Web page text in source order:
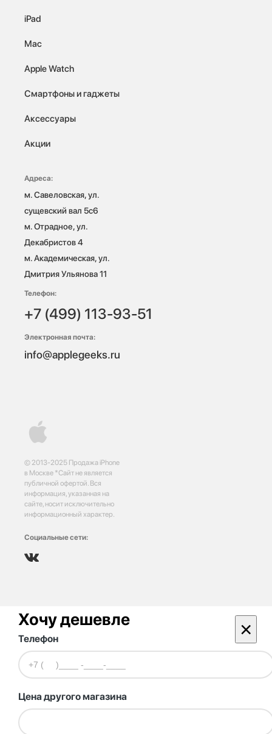
© 2013-2025 Продажа iPhone
в Москве *Сайт не является
публичной офертой. Вся
информация, указанная на
сайте, носит исключительно
информационный характер.
Социальные сети:
iPad
Mac
Apple Watch
Смартфоны и гаджеты
Аксессуары
Акции
Адреса:
м. Савеловская, ул.
сущевский вал 5с6
м. Отрадное, ул.
Декабристов 4
м. Академическая, ул.
Дмитрия Ульянова 11
Телефон:
+7 (499) 113-93-51
Электронная почта:
info@applegeeks.ru
Хочу дешевле ×
Телефон
Цена другого магазина